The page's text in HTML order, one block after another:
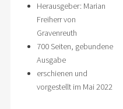
Herausgeber: Marian
Freiherr von
Gravenreuth
700 Seiten, gebundene
Ausgabe
erschienen und
vorgestellt im Mai 2022